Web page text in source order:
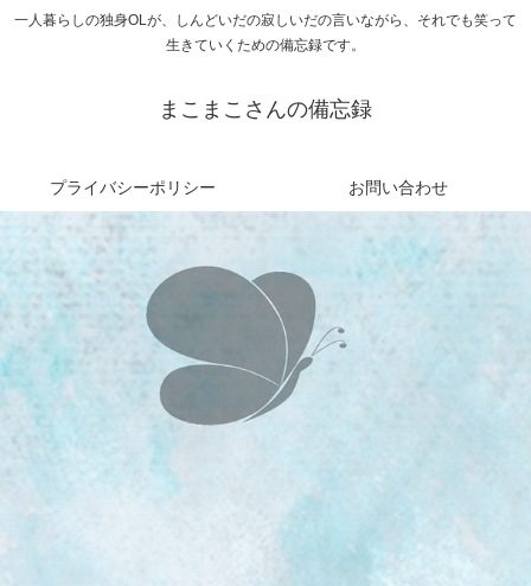
一人暮らしの独身OLが、しんどいだの寂しいだの言いながら、それでも笑って
生きていくための備忘録です。
まこまこさんの備忘録
プライバシーポリシー お問い合わせ